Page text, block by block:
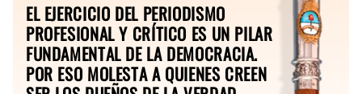
EL EJERCICIO DEL PERIODISMO
PROFESIONAL Y CRÍTICO ES UN PILAR
FUNDAMENTAL DE LA DEMOCRACIA.
POR ESO MOLESTA A QUIENES CREEN